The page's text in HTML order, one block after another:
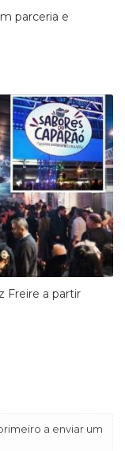
parceria e
Freire a partir
a enviar um